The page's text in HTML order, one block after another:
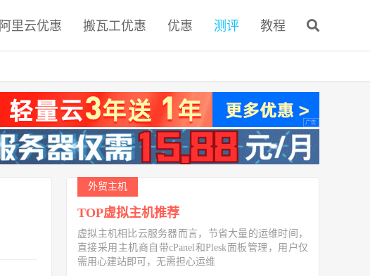
阿里云优惠 搬瓦工优惠 优惠 测评 教程
外贸主机
TOP虚拟主机推荐
虚拟主机相比云服务器而言，节省大量的运维时间，
直接采用主机商自带cPanel和Plesk面板管理，用户仅
需用心建站即可，无需担心运维